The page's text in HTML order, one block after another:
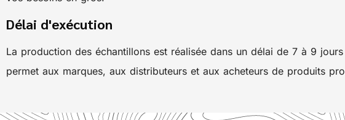
Délai d'exécution
La production des échantillons est réalisée dans un délai de 7 à 9
permet aux marques, aux distributeurs et aux acheteurs de produits